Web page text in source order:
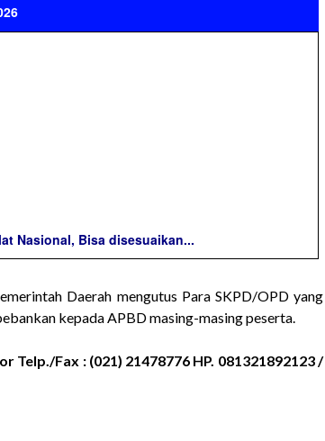
Nasional, Bisa disesuaikan...
Daerah mengutus Para SKPD/OPD yang
kepada APBD masing-masing peserta.
Telp./Fax : (021) 21478776 HP. 081321892123 /